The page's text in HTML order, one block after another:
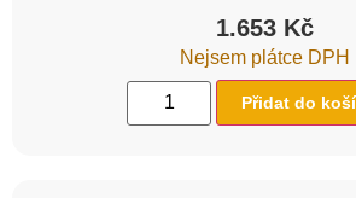
1.653 Kč
Nejsem plátce DPH
Přidat do